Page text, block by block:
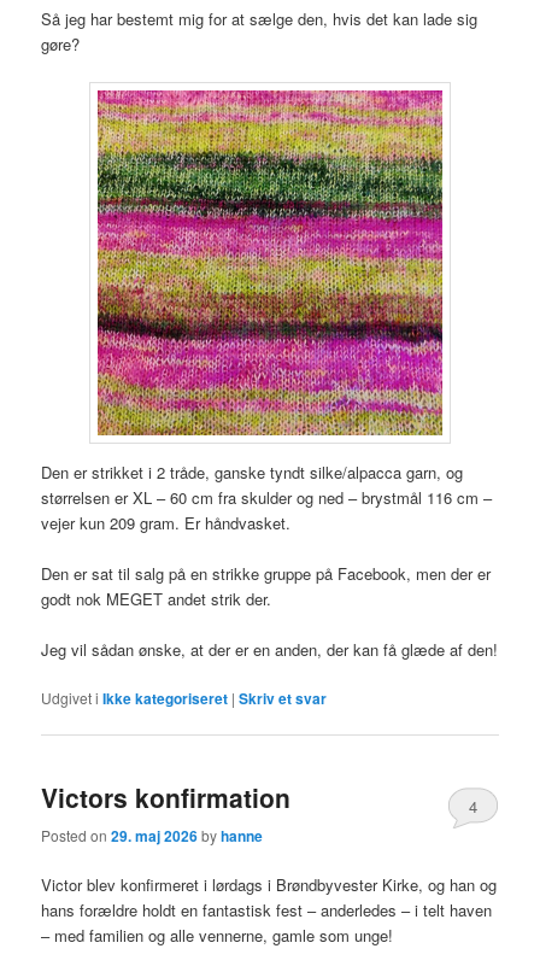
Så jeg har bestemt mig for at sælge den, hvis det kan lade sig
gøre?
Den er strikket i 2 tråde, ganske tyndt silke/alpacca garn, og
størrelsen er XL – 60 cm fra skulder og ned – brystmål 116 cm –
vejer kun 209 gram. Er håndvasket.
Den er sat til salg på en strikke gruppe på Facebook, men der er
godt nok MEGET andet strik der.
Jeg vil sådan ønske, at der er en anden, der kan få glæde af den!
Udgivet i Ikke kategoriseret |Skriv et svar
Victors konfirmation
Posted on29. maj 2026byhanne
4
Victor blev konfirmeret i lørdags i Brøndbyvester Kirke, og han og
hans forældre holdt en fantastisk fest – anderledes – i telt haven
– med familien og alle vennerne, gamle som unge!